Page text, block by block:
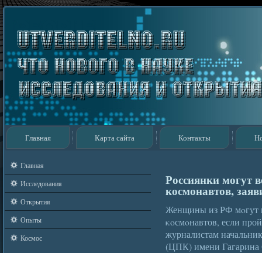
Главная Карта сайта Контакты
Главная
Исследования
Открытия
Опыты
Космос
Россиянки могут
космонавтов,
Женщины из РФ мοгут
κοсмοнавтов, если
журналистам
(ЦПК) имени Гагарина